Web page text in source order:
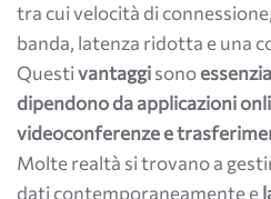
tra cui velocità di
banda, latenza ridotta e una
Questivantaggisono
dipendono da applicazioni
videoconferenze e
Molte realtà si trovano a
dati contemporaneamente e